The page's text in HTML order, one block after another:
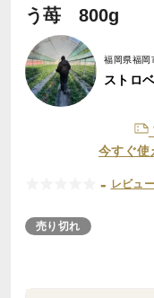
う苺 800g
福岡県福岡
ストロ
今すぐ使
- レビュ
売り切れ